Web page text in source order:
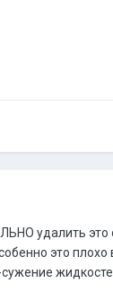
удалить
это